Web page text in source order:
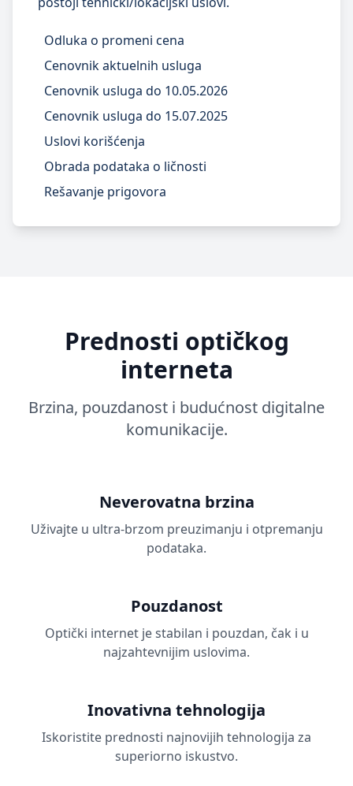
Odluka o promeni cena
Cenovnik aktuelnih usluga
Cenovnik usluga do 10.05.2026
Cenovnik usluga do 15.07.2025
Uslovi korišćenja
Obrada podataka o ličnosti
Rešavanje prigovora
Prednosti optičkog
interneta
Brzina, pouzdanost i budućnost digitalne
komunikacije.
Neverovatna brzina
Uživajte u ultra-brzom preuzimanju i otpremanju
podataka.
Pouzdanost
Optički internet je stabilan i pouzdan, čak i u
najzahtevnijim uslovima.
Inovativna tehnologija
Iskoristite prednosti najnovijih tehnologija za
superiorno iskustvo.